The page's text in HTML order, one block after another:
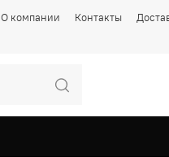
О компании Контакты